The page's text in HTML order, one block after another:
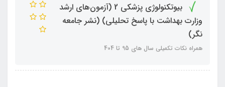
بیوتکنولوژی پزشکی 2 (آزمون‌های ارشد
وزارت بهداشت با پاسخ تحلیلی) (نشر جامعه
نگر)
همراه نکات تکمیلی سال های 95 تا 404